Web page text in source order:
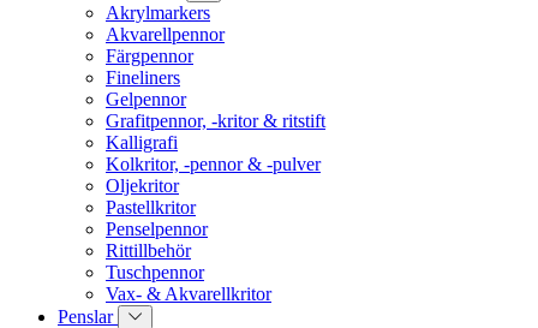
Akrylmarkers
Akvarellpennor
Färgpennor
Fineliners
Gelpennor
Grafitpennor, -kritor & ritstift
Kalligrafi
Kolkritor, -pennor & -pulver
Oljekritor
Pastellkritor
Penselpennor
Rittillbehör
Tuschpennor
Vax- & Akvarellkritor
Penslar